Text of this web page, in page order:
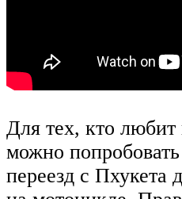
Для тех, кто любит
можно
переезд с Пхукета